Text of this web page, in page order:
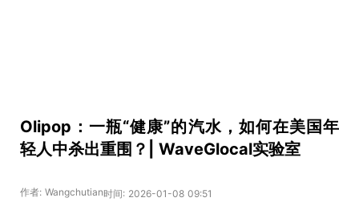
Olipop：一瓶“健康”的汽水，如何在美国年
轻人中杀出重围？| WaveGlocal实验室
作者: Wangchutian时间: 2026-01-08 09:51